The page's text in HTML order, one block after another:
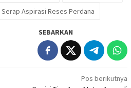
Serap Aspirasi Reses Perdana
SEBARKAN
Pos berikutnya